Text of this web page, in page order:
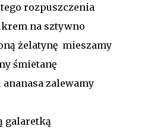
rozpuszczenia
na sztywno
żelatynę mieszamy
śmietanę
ananasa zalewamy
galaretką